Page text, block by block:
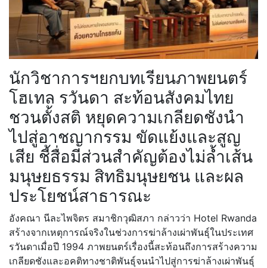
นักวิชาการฯยกบทเรียนภาพยนตร์
โฮเทล รวันดา สะท้อนสังคมไทย
ชวนตั้งสติ หยุดความเกลียดชังนำ
ไปสู่อาชญากรรม ขัดแย้งและสูญ
เสีย ชี้สื่อมีส่วนสำคัญต้องไม่ล้ำเส้น
มนุษยธรรม สิทธิมนุษยชน และผล
ประโยชน์สาธารณะ
อังคณา นีละไพจิตร สมาชิกวุฒิสภา กล่าวว่า Hotel Rwanda
สร้างจากเหตุการณ์จริงในช่วงการฆ่าล้างเผ่าพันธุ์ในประเทศ
รวันดาเมื่อปี 1994 ภาพยนตร์เรื่องนี้สะท้อนถึงการสร้างความ
เกลียดชังและอคติทางชาติพันธุ์จนนำไปสู่การฆ่าล้างเผ่าพันธุ์